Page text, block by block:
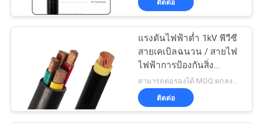
ความ
ตัว
ติดต่อ
แรงดันไฟฟ้าต่ำ 1kV พีวีซี
สายเคเบิลฉนวน / สายไฟ
ไฟฟ้าการป้องกันสิ่ง
แวดล้อม
สามารถต่อรองได้ MOQ:ตกลงกันได้
ติดต่อ